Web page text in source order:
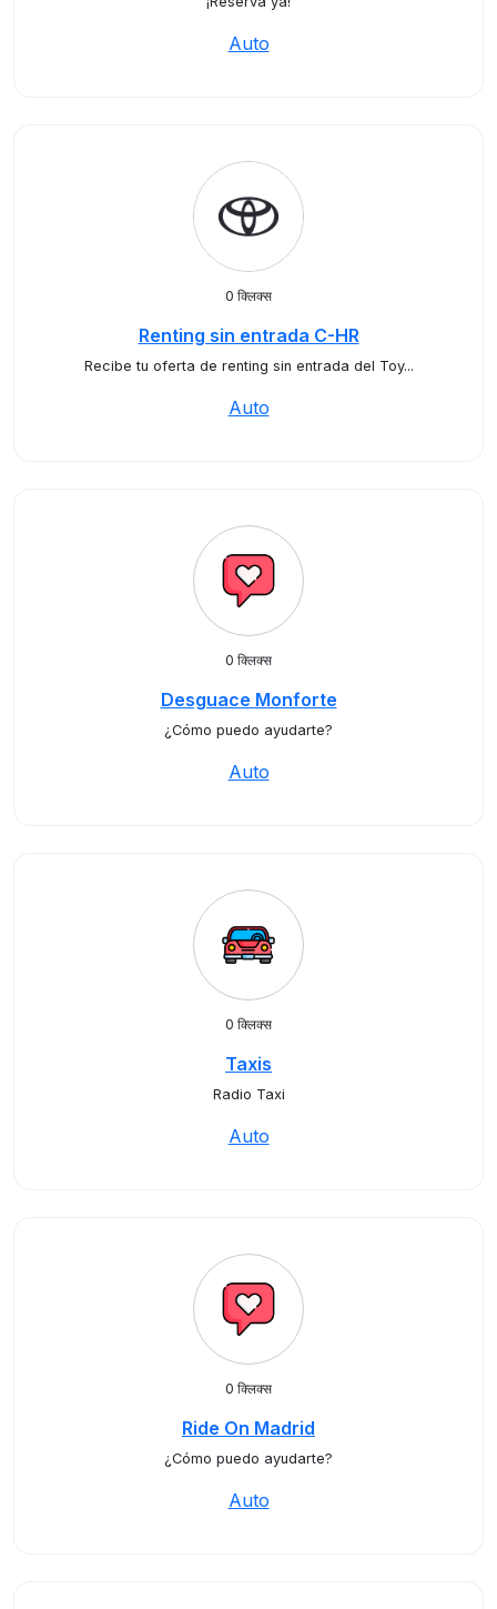
Auto
0 क्लिक्स
Renting sin entrada C-HR
Recibe tu oferta de renting sin entrada del Toy...
Auto
0 क्लिक्स
Desguace Monforte
¿Cómo puedo ayudarte?
Auto
0 क्लिक्स
Taxis
Radio Taxi
Auto
0 क्लिक्स
Ride On Madrid
¿Cómo puedo ayudarte?
Auto